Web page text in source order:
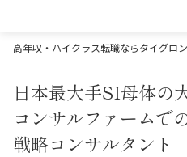
高年収・ハイクラス転職ならタイグロ
日本最大手SI母体の
コンサルファームで
戦略コンサルタント